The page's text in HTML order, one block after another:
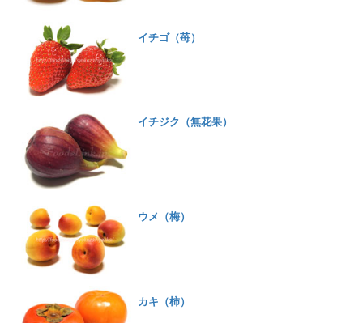
イチゴ（苺）
イチジク（無花果）
ウメ（梅）
カキ（柿）